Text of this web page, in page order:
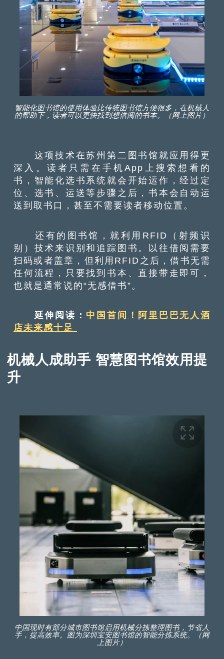
智能化图书馆的使用体验比传统图书馆方便很多，在机械人
的帮助下，读者可以更快找到想借阅的书本。（网上图片）
这项技术在苏州第二图书馆就应用得更
深入。读者只需在手机App上搜索想看的
书，智能化选书系统就会开始运作，经过定
位、选书、运送等步骤之后，书本会自动运
送到取书口，甚至不需要读者移动位置。
还有的图书馆，就利用RFID（射频识
别）技术来识别和追踪图书。以往借阅需要
扫码或者盖章，但利用RFID之后，借书无需
任何流程，只要找到书本、直接带走即可，
也就是通常说的“无感借书”。
延伸阅读： 中国首间！阿里巴巴无人酒
店未来感十足
机械人成助手 智慧图书馆效用提
升
中国现时有部分城市图书馆启用机械分拣整理图书，节省人
手，提高效率。图为深圳宝安图书馆的智能分拣系统。（网
上图片）